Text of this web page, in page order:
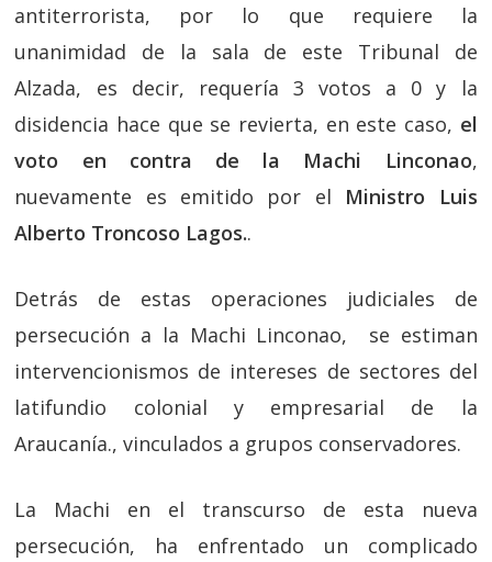
antiterrorista, por lo que requiere la
unanimidad de la sala de este Tribunal de
Alzada, es decir, requería 3 votos a 0 y la
disidencia hace que se revierta, en este caso, el
voto en contra de la Machi Linconao,
nuevamente es emitido por el Ministro Luis
Alberto Troncoso Lagos..
Detrás de estas operaciones judiciales de
persecución a la Machi Linconao, se estiman
intervencionismos de intereses de sectores del
latifundio colonial y empresarial de la
Araucanía., vinculados a grupos conservadores.
La Machi en el transcurso de esta nueva
persecución, ha enfrentado un complicado